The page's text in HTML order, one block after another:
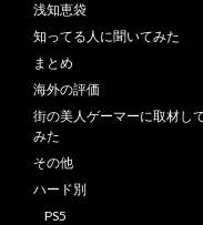
浅知恵袋
知ってる人に聞いてみた
まとめ
海外の評価
街の美人ゲーマーに取材し
みた
その他
ハード別
PS5